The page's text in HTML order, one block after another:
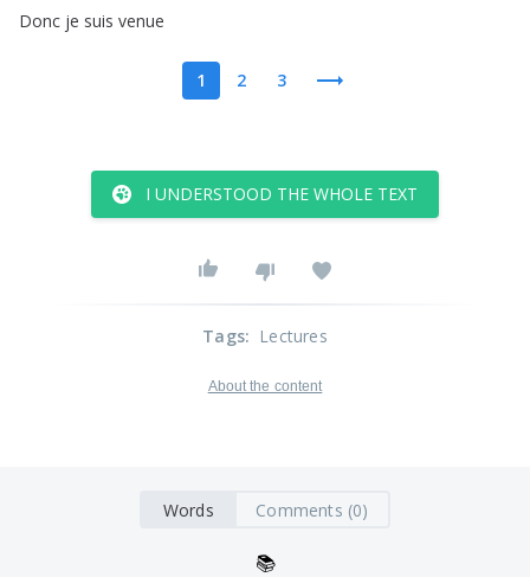
Donc je suis venue
1 2 3
I UNDERSTOOD THE WHOLE TEXT
Tags: Lectures
About the content
Words Comments (0)
📚